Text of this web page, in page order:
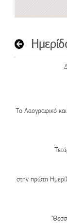
Το Λαογραφικό
στην πρώτη